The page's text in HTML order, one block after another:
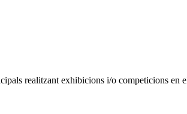
realitzant exhibicions i/o competicions en